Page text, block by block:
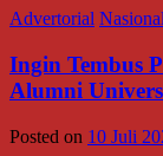
Advertorial Nasional
Ingin Tembus
Alumni
Posted on 10 Juli